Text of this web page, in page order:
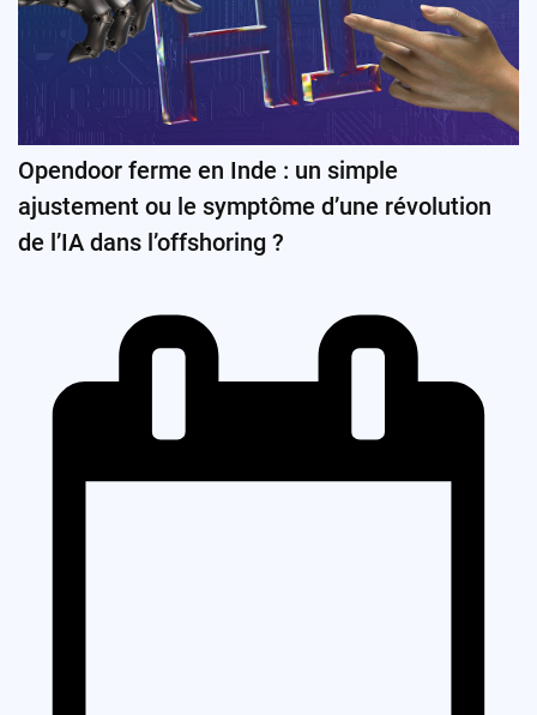
Opendoor ferme en Inde : un simple
ajustement ou le symptôme d’une révolution
de l’IA dans l’offshoring ?